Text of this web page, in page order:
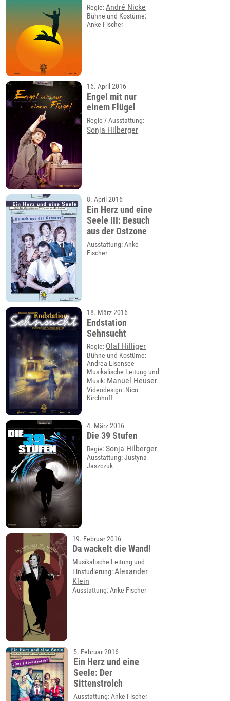
Regie:André Nicke
Bühne und Kostüme:
Anke Fischer
16. April 2016
Engel mit nur
einem Flügel
Regie / Ausstattung:
Sonja Hilberger
8. April 2016
Ein Herz und eine
Seele III: Besuch
aus der Ostzone
Ausstattung: Anke
Fischer
18. März 2016
Endstation
Sehnsucht
Regie: Olaf Hilliger
Bühne und Kostüme:
Andrea Eisensee
Musikalische Leitung und
Musik: Manuel Heuser
Videodesign: Nico
Kirchhoff
4. März 2016
Die 39 Stufen
Regie:Sonja Hilberger
Ausstattung: Justyna
Jaszczuk
19. Februar 2016
Da wackelt die Wand!
Musikalische Leitung und
Einstudierung:Alexander
Klein
Ausstattung: Anke Fischer
5. Februar 2016
Ein Herz und eine
Seele: Der
Sittenstrolch
Ausstattung: Anke Fischer